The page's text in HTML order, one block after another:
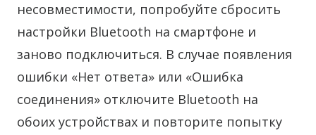
несовместимости, попробуйте сбросить
настройки Bluetooth на смартфоне и
заново подключиться. В случае появления
ошибки «Нет ответа» или «Ошибка
соединения» отключите Bluetooth на
обоих устройствах и повторите попытку